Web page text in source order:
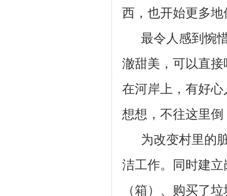
西，也开始更多
最令人感到惋
澈甜美，可以直
在河岸上，有好
想想，不往这里
为改变村里的
洁工作。同时建
（箱）、购买了